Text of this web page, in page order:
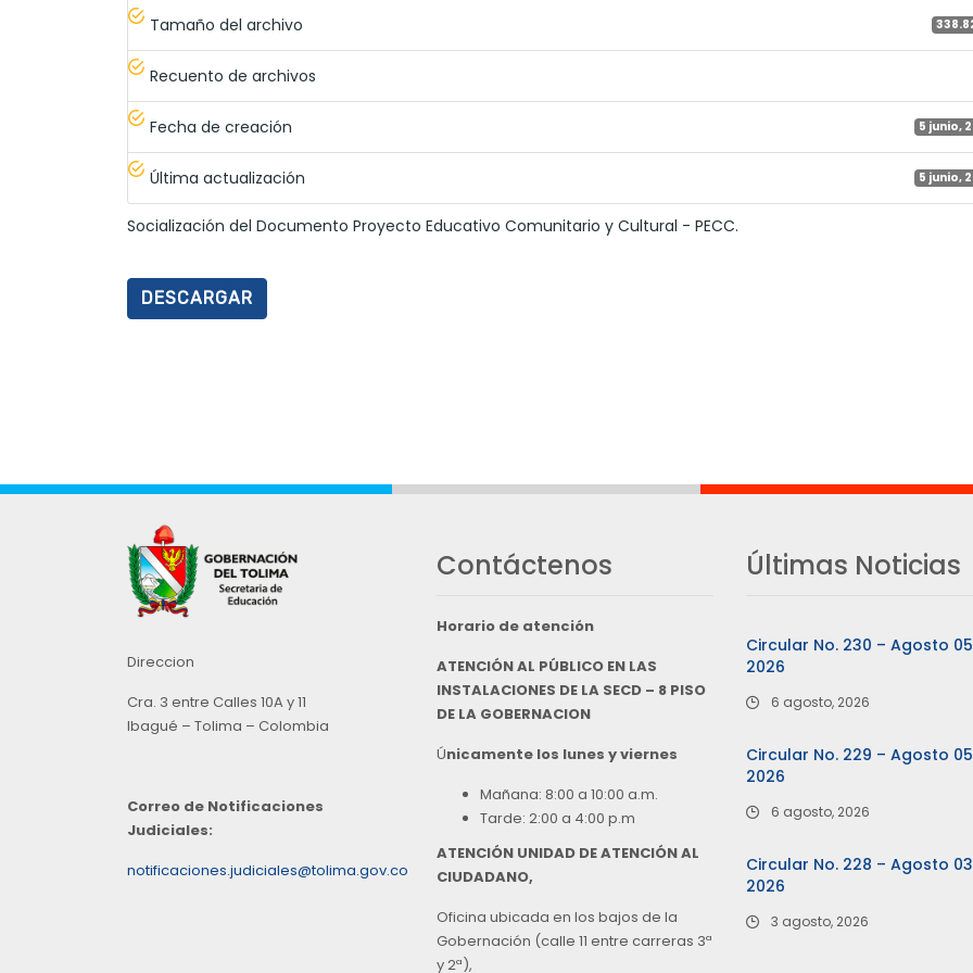
Tamaño del archivo
Recuento de archivos
Fecha de creación 5 junio,
Última actualización 5 junio,
Socialización del Documento Proyecto Educativo Comunitario y Cultural - PECC.
DESCARGAR
Direccion
Cra. 3 entre Calles 10A y 11
Ibagué – Tolima – Colombia
Correo de Notificaciones
Judiciales:
notificaciones.judiciales@tolima.gov.co
Contáctenos
Horario de atención
ATENCIÓN AL PÚBLICO EN LAS
INSTALACIONES DE LA SECD – 8 PISO
DE LA GOBERNACION
Únicamente los lunes y viernes
Mañana: 8:00 a 10:00 a.m.
Tarde: 2:00 a 4:00 p.m
ATENCIÓN UNIDAD DE ATENCIÓN AL
CIUDADANO,
Oficina ubicada en los bajos de la
Gobernación (calle 11 entre carreras 3ª
y 2ª),
Últimas Noticias
Circular No. 230 – Agosto
2026
6 agosto, 2026
Circular No. 229 – Agosto
2026
6 agosto, 2026
Circular No. 228 – Agosto
2026
3 agosto, 2026